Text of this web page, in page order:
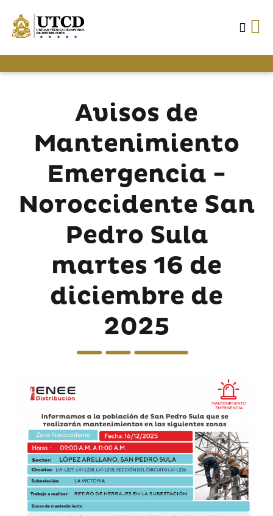
Avisos de
Mantenimiento
Emergencia -
Noroccidente San
Pedro Sula
martes 16 de
diciembre de
2025